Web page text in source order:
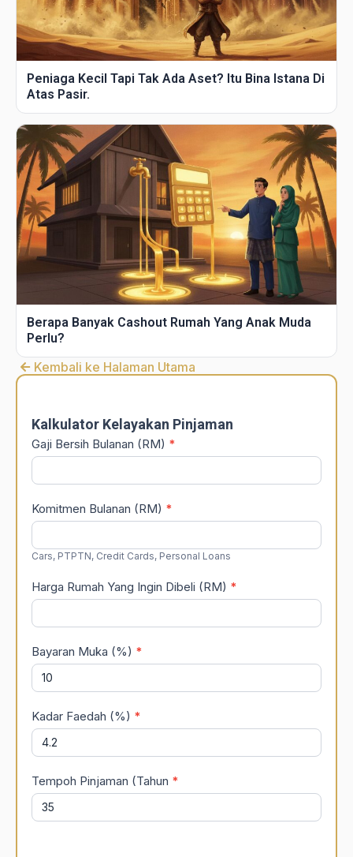
Peniaga Kecil Tapi Tak Ada Aset? Itu Bina Istana Di
Atas Pasir.
Berapa Banyak Cashout Rumah Yang Anak Muda
Perlu?
Kembali ke Halaman Utama
Kalkulator Kelayakan Pinjaman
Gaji Bersih Bulanan (RM) *
Komitmen Bulanan (RM) *
Cars, PTPTN, Credit Cards, Personal Loans
Harga Rumah Yang Ingin Dibeli (RM) *
Bayaran Muka (%) *
Kadar Faedah (%) *
Tempoh Pinjaman (Tahun *